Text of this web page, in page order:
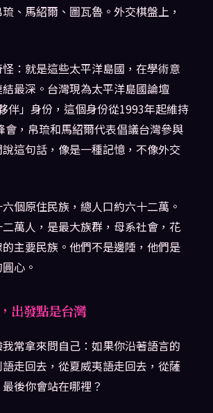
、馬紹爾、圖瓦魯。外交棋盤上，
：就是這些太平洋島國，在學術意
最深。台灣現為太平洋島國論壇
伴」身份，這個身份從1993年起維持
會，帛琉和馬紹爾代表倡議台灣參與
這句話，像是一種記憶，不像外交
個原住民族，總人口約六十二萬。
萬人，是最大族群，母系社會，花
主要民族。他們不是邊陲，他們是
心。
出發點是台灣
常拿來問自己：如果你沿著語言的
走回去，從夏威夷語走回去，從薩
後你會站在哪裡？